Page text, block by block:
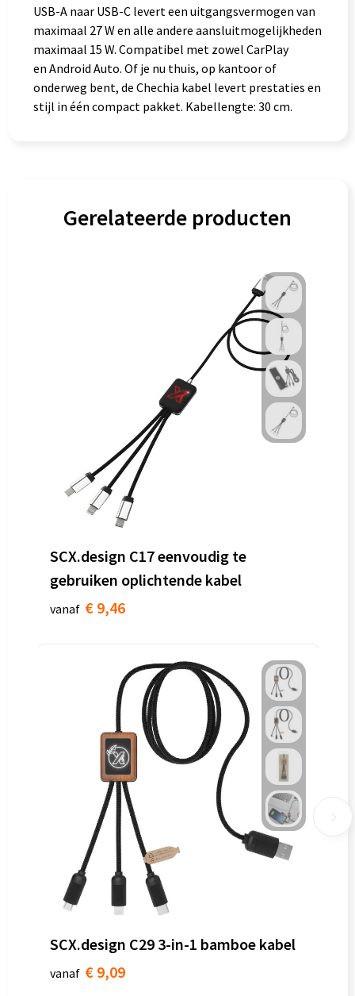
USB-A naar USB-C levert een uitgangsvermogen van
maximaal 27 W en alle andere aansluitmogelijkheden
maximaal 15 W. Compatibel met zowel CarPlay
en Android Auto. Of je nu thuis, op kantoor of
onderweg bent, de Chechia kabel levert prestaties en
stijl in één compact pakket. Kabellengte: 30 cm.
Gerelateerde producten
SCX.design C17 eenvoudig te
gebruiken oplichtende kabel
vanaf € 9,46
SCX.design C29 3-in-1 bamboe kabel
vanaf € 9,09